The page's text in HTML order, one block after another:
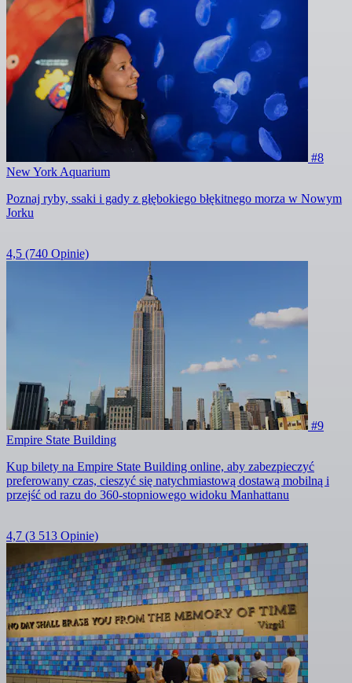
#8
New York Aquarium
Poznaj ryby, ssaki i gady z głębokiego błękitnego morza w Nowym
Jorku
4,5 (740 Opinie)
#9
Empire State Building
Kup bilety na Empire State Building online, aby zabezpieczyć
preferowany czas, cieszyć się natychmiastową dostawą mobilną i
przejść od razu do 360-stopniowego widoku Manhattanu
4,7 (3 513 Opinie)